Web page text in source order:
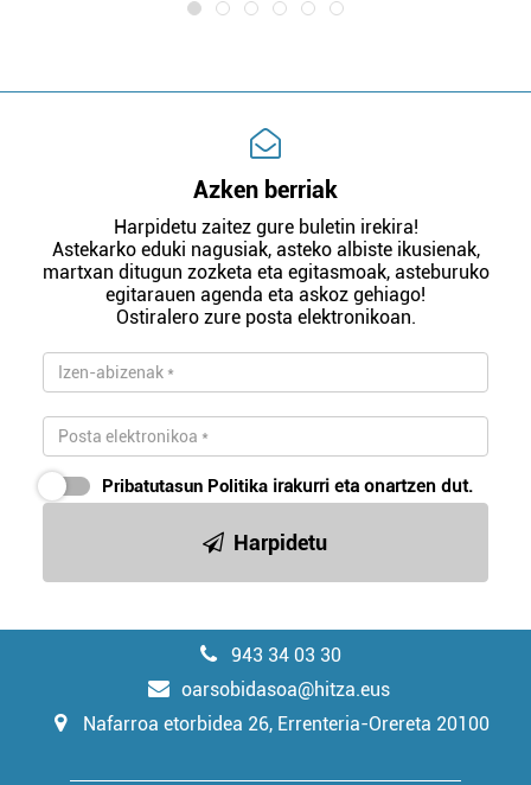
Azken berriak
Harpidetu zaitez gure buletin irekira!
Astekarko eduki nagusiak, asteko albiste ikusienak,
martxan ditugun zozketa eta egitasmoak, asteburuko
egitarauen agenda eta askoz gehiago!
Ostiralero zure posta elektronikoan.
Pribatutasun Politika irakurri eta onartzen dut.
Harpidetu
943 34 03 30
oarsobidasoa@hitza.eus
Nafarroa etorbidea 26, Errenteria-Orereta 20100